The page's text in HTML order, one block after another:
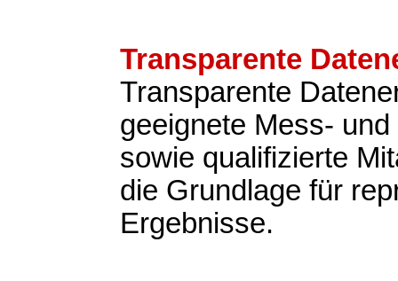
Transparente
Transparente
geeignete Mess-
sowie qualifizierte
die Grundlage für
Ergebnisse.